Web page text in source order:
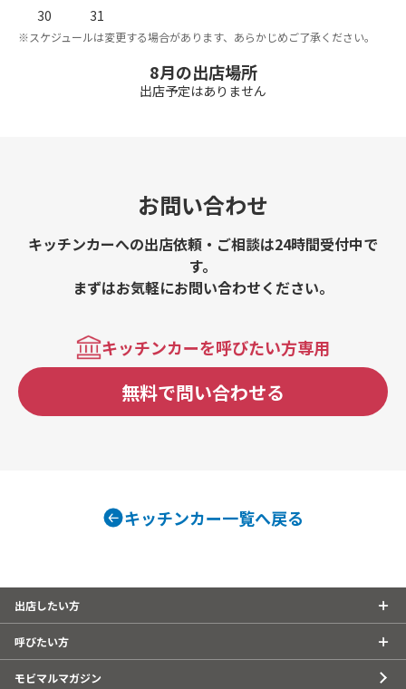
30
31
※スケジュールは変更する場合があります、あらかじめご了承ください。
8月の出店場所
出店予定はありません
お問い合わせ
キッチンカーへの出店依頼・ご相談は24時間受付中で
す。
まずはお気軽にお問い合わせください。
キッチンカーを呼びたい方専用
無料で問い合わせる
キッチンカー一覧へ戻る
出店したい方
呼びたい方
モビマルマガジン